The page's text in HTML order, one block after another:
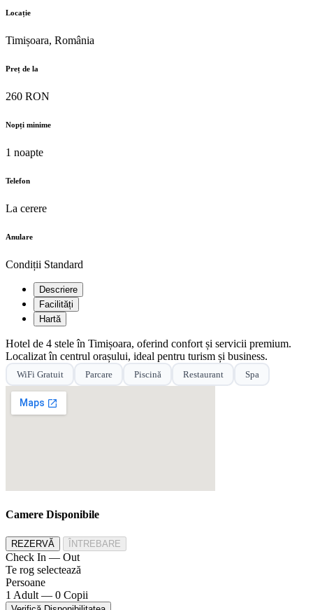
Locație
Timișoara, România
Preț de la
260 RON
Nopți minime
1 noapte
Telefon
La cerere
Anulare
Condiții Standard
Descriere
Facilități
Hartă
Hotel de 4 stele în Timișoara, oferind confort și servicii premium.
Localizat în centrul orașului, ideal pentru turism și business.
WiFi Gratuit Parcare Piscină Restaurant Spa
Camere Disponibile
REZERVĂ ÎNTREBARE
Check In — Out
Te rog selectează
Persoane
1 Adult — 0 Copii